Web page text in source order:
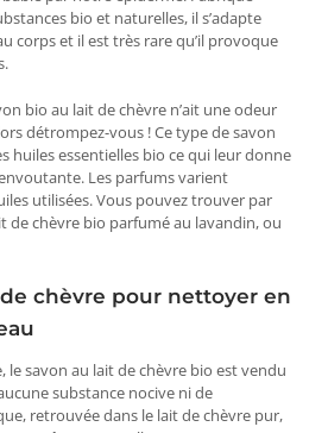
bio et naturelles, il s’adapte
corps et il est très rare qu’il provoque
bio au lait de chèvre n’ait une odeur
détrompez-vous ! Ce type de savon
huiles essentielles bio ce qui leur donne
Les parfums varient
utilisées. Vous pouvez trouver par
de chèvre bio parfumé au lavandin, ou
chèvre pour nettoyer en
le savon au lait de chèvre bio est vendu
substance nocive ni de
retrouvée dans le lait de chèvre pur,